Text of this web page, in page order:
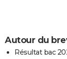
Autour du
Résultat bac